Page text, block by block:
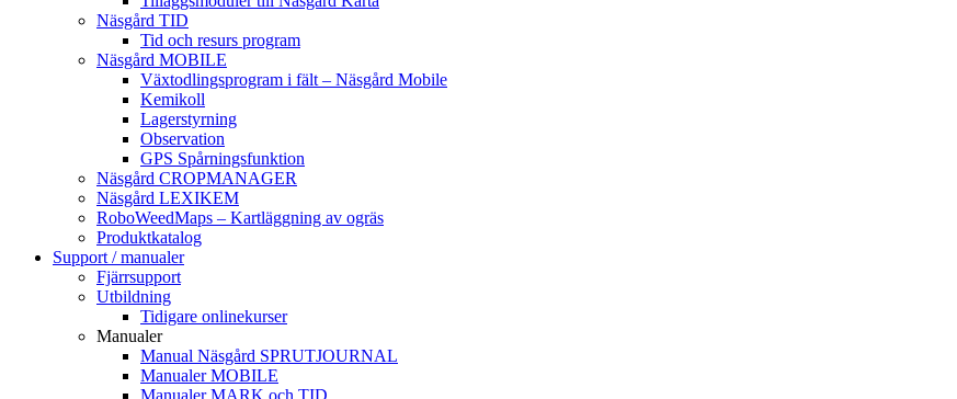
Näsgård TID
Tid och resurs program
Näsgård MOBILE
Växtodlingsprogram i fält – Näsgård Mobile
Kemikoll
Lagerstyrning
Observation
GPS Spårningsfunktion
Näsgård CROPMANAGER
Näsgård LEXIKEM
RoboWeedMaps – Kartläggning av ogräs
Produktkatalog
Support / manualer
Fjärrsupport
Utbildning
Tidigare onlinekurser
Manualer
Manual Näsgård SPRUTJOURNAL
Manualer MOBILE
Manualer MARK och TID